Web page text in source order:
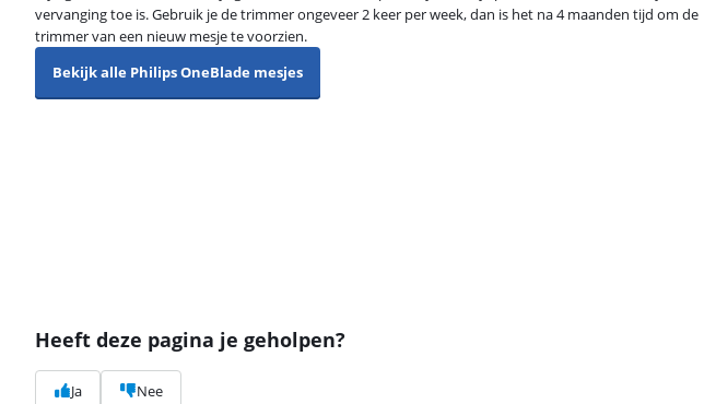
vervanging toe is. Gebruik je de trimmer ongeveer 2 keer per week, dan is het na 4 maanden tijd om de
trimmer van een nieuw mesje te voorzien.
Bekijk alle Philips OneBlade mesjes
Heeft deze pagina je geholpen?
Ja Nee